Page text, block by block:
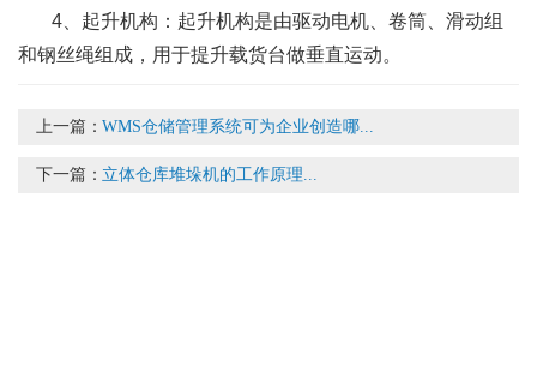
4、起升机构：起升机构是由驱动电机、卷筒、滑动组
和钢丝绳组成，用于提升载货台做垂直运动。
上一篇：WMS仓储管理系统可为企业创造哪...
下一篇： 立体仓库堆垛机的工作原理...